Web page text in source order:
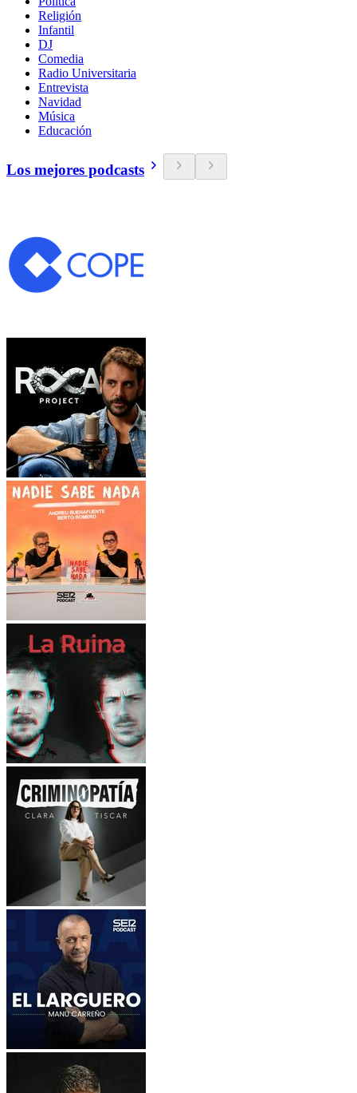
Religión
Infantil
DJ
Comedia
Radio Universitaria
Entrevista
Navidad
Música
Educación
Los mejores podcasts